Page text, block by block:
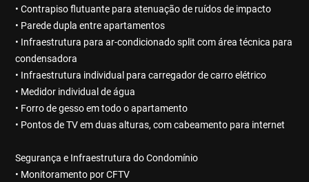
• Contrapiso flutuante para atenuação de ruídos de impacto
• Parede dupla entre apartamentos
• Infraestrutura para ar-condicionado split com área técnica para
condensadora
• Infraestrutura individual para carregador de carro elétrico
• Medidor individual de água
• Forro de gesso em todo o apartamento
• Pontos de TV em duas alturas, com cabeamento para internet
Segurança e Infraestrutura do Condomínio
• Monitoramento por CFTV